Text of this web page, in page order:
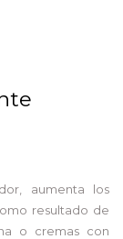
aumenta los
resultado de
o cremas con